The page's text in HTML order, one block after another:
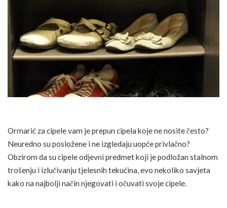
Ormarić za cipele vam je prepun cipela koje ne nosite često?
Neuredno su posložene i ne izgledaju uopće privlačno?
Obzirom da su cipele odjevni predmet koji je podložan stalnom
trošenju i izlučivanju tjelesnih tekućina, evo nekoliko savjeta
kako na najbolji način njegovati i očuvati svoje cipele.